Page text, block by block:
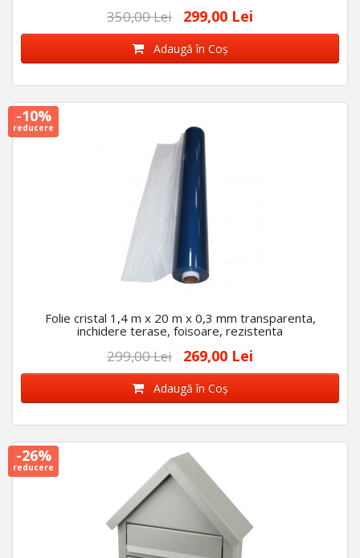
350,00 Lei 299,00 Lei
Adaugă în Coş
-10%
reducere
Folie cristal 1,4 m x 20 m x 0,3 mm transparenta,
inchidere terase, foisoare, rezistenta
299,00 Lei 269,00 Lei
Adaugă în Coş
-26%
reducere